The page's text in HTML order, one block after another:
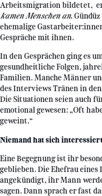
Arbeitsmigration bildetet,
kamen Menschen an.
ehemalige
Gespräche mit ihnen.
In den Gesprächen ging es
gesundheitliche Folgen,
Familien. Manche Männer
des Interviews Tränen in
Die Situationen seien auch
emotional gewesen: „Oft
geweint.“
Niemand hat sich
Eine Begegnung ist ihr
geblieben. Die Ehefrau
angekündigt, ihr Mann
sagen. Dann sprach er fast